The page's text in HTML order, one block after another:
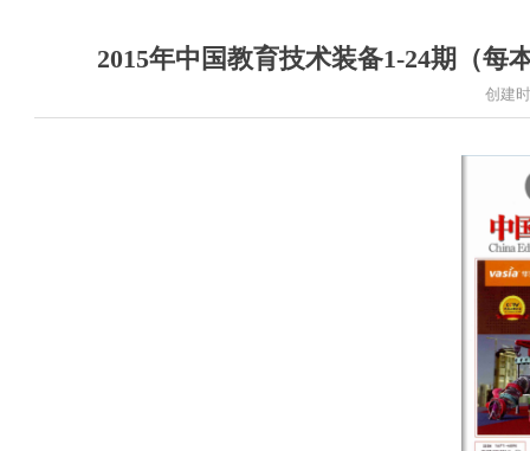
2015年中国教育技术装备1-24期（每
创建